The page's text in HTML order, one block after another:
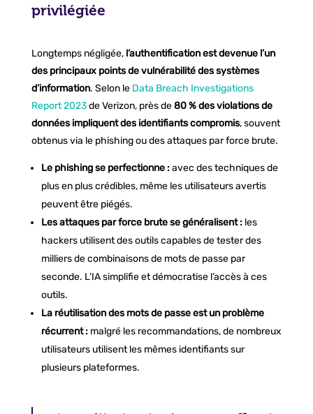
privilégiée
Longtemps négligée, l’authentification est devenue l’un
des principaux points de vulnérabilité des systèmes
d’information. Selon le Data Breach Investigations
Report 2023de Verizon, près de80 % des violations de
données impliquent des identifiants compromis, souvent
obtenus via le phishing ou des attaques par force brute.
Le phishing se perfectionne :avec des techniques de
plus en plus crédibles, même les utilisateurs avertis
peuvent être piégés.
Les attaques par force brute se généralisent :les
hackers utilisent des outils capables de tester des
milliers de combinaisons de mots de passe par
seconde. L’IA simplifie et démocratise l’accès à ces
outils.
La réutilisation des mots de passe est un problème
récurrent : malgré les recommandations, de nombreux
utilisateurs utilisent les mêmes identifiants sur
plusieurs plateformes.